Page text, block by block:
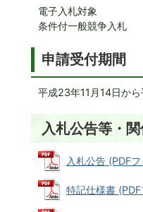
電子入札対象
条件付一般競争入札
申請受付期間
平成23年11月14日か
入札公告等・
入札公告 (PDF
特記仕様書